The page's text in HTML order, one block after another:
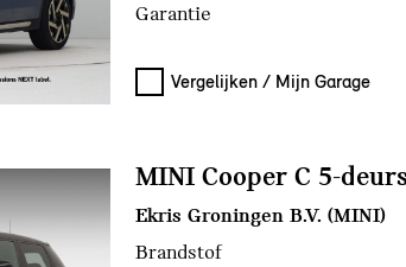
Garantie
Vergelijken / Mijn Garage
MINI Cooper C 5-
Ekris Groningen B.V. (MINI)
Brandstof